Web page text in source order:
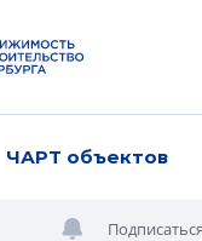
ЧАРТ объектов
Подписаться